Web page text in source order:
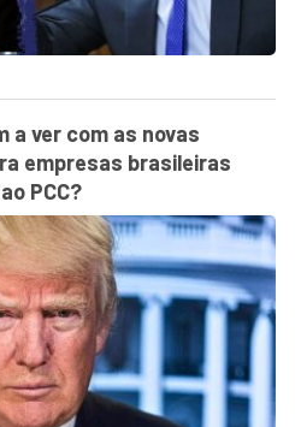
a ver com as novas
empresas brasileiras
PCC?